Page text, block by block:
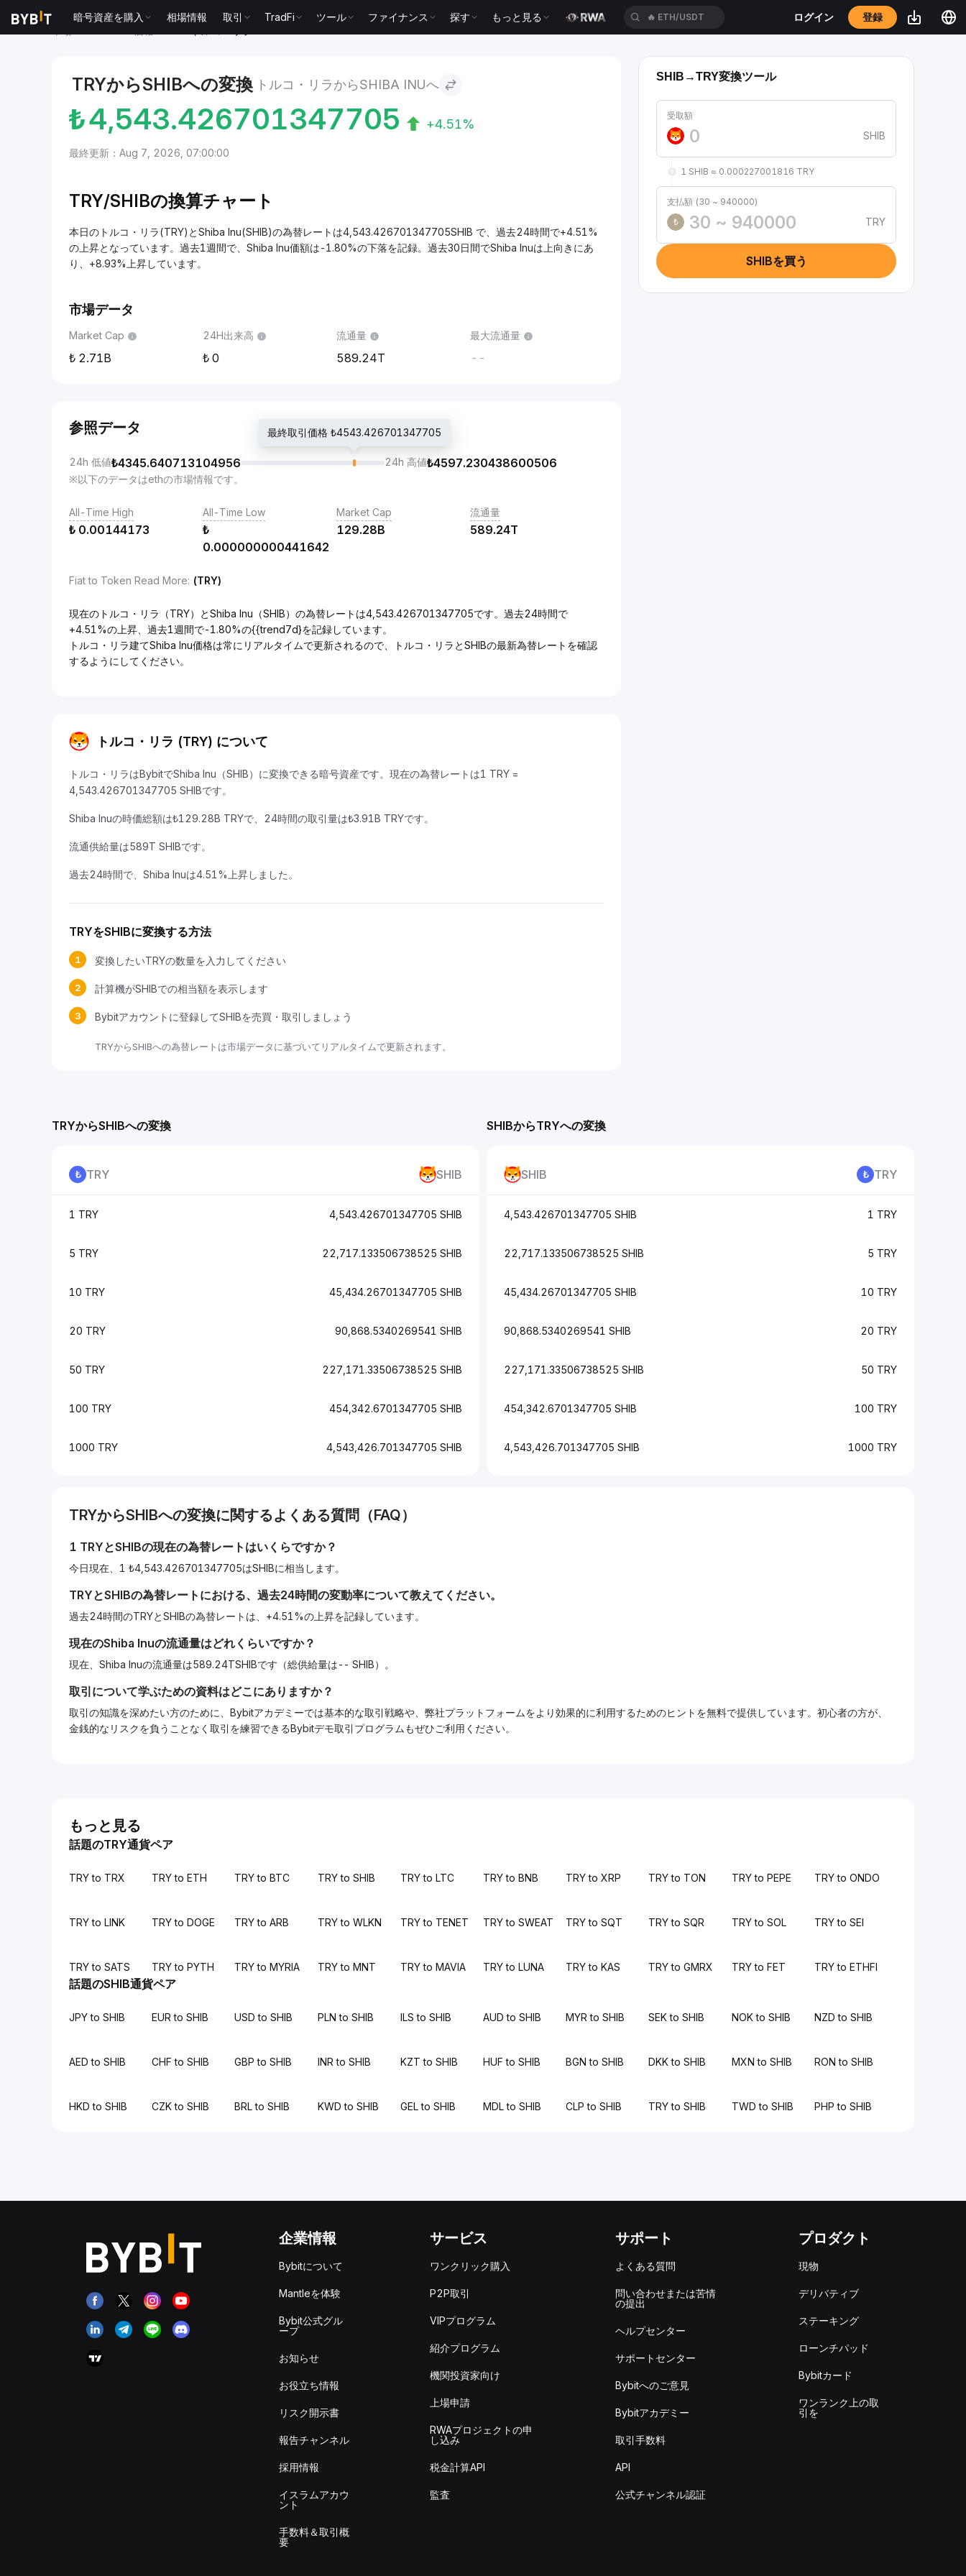
暗号資産を購入 相場情報 取引 TradFi ツール ファイナンス 探す もっと見る 🔥 ETH/USDT ログイン 登録
TRYからSHIBへの変換 トルコ・リラからSHIBA INUへ
₺4,543.426701347705 +4.51%
最終更新：Aug 7, 2026, 07:00:00
TRY/SHIBの換算チャート
本日のトルコ・リラ(TRY)とShiba Inu(SHIB)の為替レートは4,543.426701347705SHIB で、過去24時間で+4.51%
の上昇となっています。過去1週間で、Shiba Inu価額は-1.80%の下落を記録。過去30日間でShiba Inuは上向きにあ
り、+8.93%上昇しています。
市場データ
Market Cap
2.71B
24H出来高
0
流通量
589.24T
最大流通量
--
参照データ
24h 低値₺4345.640713104956
最終取引価格 ₺4543.426701347705
24h 高値₺4597.230438600506
※以下のデータはethの市場情報です。
All-Time High
₺ 0.00144173
All-Time Low
₺
0.000000000441642
Market Cap
129.28B
流通量
589.24T
Fiat to Token Read More: (TRY)
現在のトルコ・リラ（TRY）とShiba Inu（SHIB）の為替レートは4,543.426701347705です。過去24時間で
+4.51%の上昇、過去1週間で-1.80%の{{trend7d}を記録しています。
トルコ・リラ建てShiba Inu価格は常にリアルタイムで更新されるので、トルコ・リラとSHIBの最新為替レートを確認
するようにしてください。
トルコ・リラ (TRY) について
トルコ・リラはBybitでShiba Inu（SHIB）に変換できる暗号資産です。現在の為替レートは1 TRY =
4,543.426701347705 SHIBです。
Shiba Inuの時価総額は₺129.28B TRYで、24時間の取引量は₺3.91B TRYです。
流通供給量は589T SHIBです。
過去24時間で、Shiba Inuは4.51%上昇しました。
TRYをSHIBに変換する方法
1 変換したいTRYの数量を入力してください
2 計算機がSHIBでの相当額を表示します
3 Bybitアカウントに登録してSHIBを売買・取引しましょう
TRYからSHIBへの為替レートは市場データに基づいてリアルタイムで更新されます。
SHIB→TRY変換ツール
受取額
SHIB
1 SHIB ≈ 0.000227001816 TRY
支払額 (30 ~ 940000)
₺
TRY
SHIBを買う
SHIBからTRYへの変換
SHIB TRY
4,543.426701347705 SHIB 1 TRY
22,717.133506738525 SHIB 5 TRY
45,434.26701347705 SHIB 10 TRY
90,868.5340269541 SHIB 20 TRY
227,171.33506738525 SHIB 50 TRY
454,342.6701347705 SHIB 100 TRY
4,543,426.701347705 SHIB 1000 TRY
TRYからSHIBへの変換
TRY SHIB
1 TRY 4,543.426701347705 SHIB
5 TRY 22,717.133506738525 SHIB
10 TRY 45,434.26701347705 SHIB
20 TRY 90,868.5340269541 SHIB
50 TRY 227,171.33506738525 SHIB
100 TRY 454,342.6701347705 SHIB
1000 TRY 4,543,426.701347705 SHIB
TRYからSHIBへの変換に関するよくある質問（FAQ）
1 TRYとSHIBの現在の為替レートはいくらですか？
今日現在、1 ₺4,543.426701347705はSHIBに相当します。
TRYとSHIBの為替レートにおける、過去24時間の変動率について教えてください。
過去24時間のTRYとSHIBの為替レートは、+4.51%の上昇を記録しています。
現在のShiba Inuの流通量はどれくらいですか？
現在、Shiba Inuの流通量は589.24TSHIBです（総供給量は-- SHIB）。
取引について学ぶための資料はどこにありますか？
取引の知識を深めたい方のために、Bybitアカデミーでは基本的な取引戦略や、弊社プラットフォームをより効果的に利用するためのヒントを無料で提供しています。初心者の方が、
金銭的なリスクを負うことなく取引を練習できるBybitデモ取引プログラムもぜひご利用ください。
もっと見る
話題のTRY通貨ペア
TRY to TRX TRY to ETH TRY to BTC TRY to SHIB TRY to LTC TRY to BNB TRY to XRP TRY to TON TRY to PEPE TRY to ONDO
TRY to LINK TRY to DOGE TRY to ARB TRY to WLKN TRY to TENET TRY to SWEAT TRY to SQT TRY to SQR TRY to SOL TRY to SEI
TRY to SATS TRY to PYTH TRY to MYRIA TRY to MNT TRY to MAVIA TRY to LUNA TRY to KAS TRY to GMRX TRY to FET TRY to ETHFI
話題のSHIB通貨ペア
JPY to SHIB EUR to SHIB USD to SHIB PLN to SHIB ILS to SHIB AUD to SHIB MYR to SHIB SEK to SHIB NOK to SHIB NZD to SHIB
AED to SHIB CHF to SHIB GBP to SHIB INR to SHIB KZT to SHIB HUF to SHIB BGN to SHIB DKK to SHIB MXN to SHIB RON to SHIB
HKD to SHIB CZK to SHIB BRL to SHIB KWD to SHIB GEL to SHIB MDL to SHIB CLP to SHIB TRY to SHIB TWD to SHIB PHP to SHIB
企業情報
Bybitについて
Mantleを体験
Bybit公式グル
ープ
お知らせ
お役立ち情報
リスク開示書
報告チャンネル
採用情報
イスラムアカウ
ント
手数料＆取引概
要
サービス
ワンクリック購入
P2P取引
VIPプログラム
紹介プログラム
機関投資家向け
上場申請
RWAプロジェクトの申
し込み
税金計算API
監査
サポート
よくある質問
問い合わせまたは苦情
の提出
ヘルプセンター
サポートセンター
Bybitへのご意見
Bybitアカデミー
取引手数料
API
公式チャンネル認証
プロダクト
現物
デリバティブ
ステーキング
ローンチパッド
Bybitカード
ワンランク上の取
引を